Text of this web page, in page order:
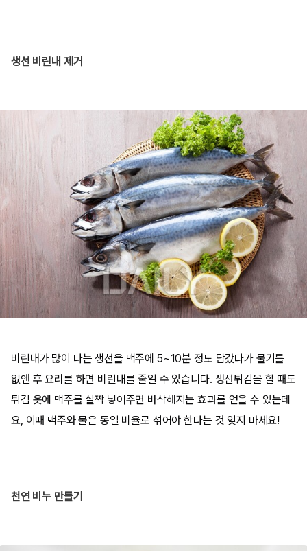
생선 비린내 제거
비린내가 많이 나는 생선을 맥주에 5~10분 정도 담갔다가 물기를
없앤 후 요리를 하면 비린내를 줄일 수 있습니다. 생선튀김을 할 때도
튀김 옷에 맥주를 살짝 넣어주면 바삭해지는 효과를 얻을 수 있는데
요, 이때 맥주와 물은 동일 비율로 섞어야 한다는 것 잊지 마세요!
천연 비누 만들기